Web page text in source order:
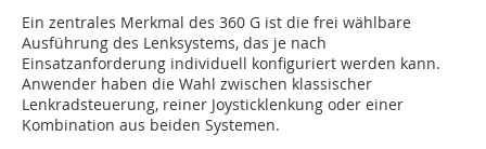
Ein zentrales Merkmal des 360 G ist die frei wählbare
Ausführung des Lenksystems, das je nach
Einsatzanforderung individuell konfiguriert werden kann.
Anwender haben die Wahl zwischen klassischer
Lenkradsteuerung, reiner Joysticklenkung oder einer
Kombination aus beiden Systemen.